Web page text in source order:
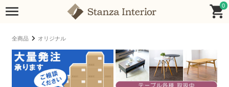
0
全商品 オリジナル